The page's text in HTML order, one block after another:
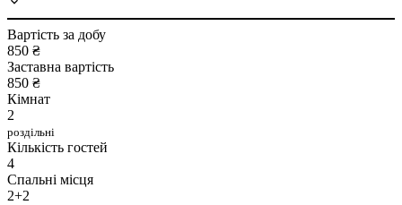
Вартість за добу
850 ₴
Заставна вартість
850 ₴
Кімнат
2
роздільні
Кількість гостей
4
Спальні місця
2+2